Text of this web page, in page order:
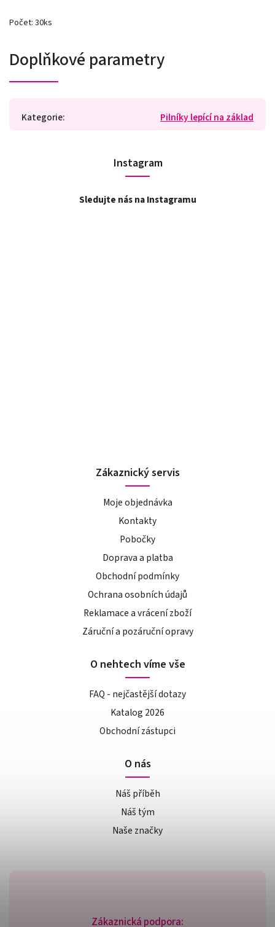
Počet: 30ks
Doplňkové parametry
Kategorie: Pilníky lepící na základ
Zákaznická podpora:
Instagram
Sledujte nás na Instagramu
Zákaznický servis
Moje objednávka
Kontakty
Pobočky
Doprava a platba
Obchodní podmínky
Ochrana osobních údajů
Reklamace a vrácení zboží
Záruční a pozáruční opravy
O nehtech víme vše
FAQ - nejčastější dotazy
Katalog 2026
Obchodní zástupci
O nás
Náš příběh
Náš tým
Naše značky